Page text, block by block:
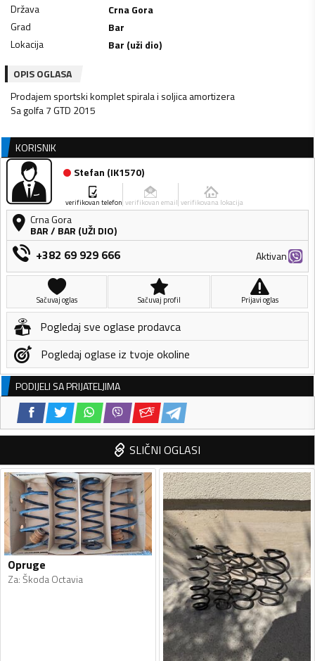
Država
Crna Gora
Grad
Bar
Lokacija
Bar (uži dio)
OPIS OGLASA
Prodajem sportski komplet spirala i soljica amortizera
Sa golfa 7 GTD 2015
KORISNIK
Stefan (IK1570)
verifikovan telefon verifikovan email verifikovana lokacija
Crna Gora
BAR/ BAR (UŽI DIO)
+382 69 929 666 Aktivan
Sačuvaj oglas Sačuvaj profil Prijavi oglas
Pogledaj sve oglase prodavca
Pogledaj oglase iz tvoje okoline
PODIJELI SA PRIJATELJIMA
SLIČNI OGLASI
Opruge
Za:Škoda Octavia